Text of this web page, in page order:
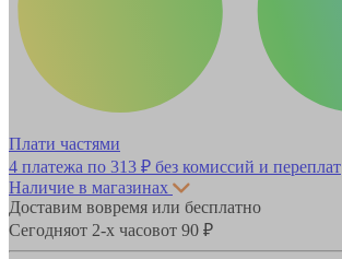
Плати частями
4 платежа по 313 ₽ без комиссий и переплат
Наличие в магазинах
Доставим вовремя или бесплатно
Сегодняот 2-х часовот 90 ₽